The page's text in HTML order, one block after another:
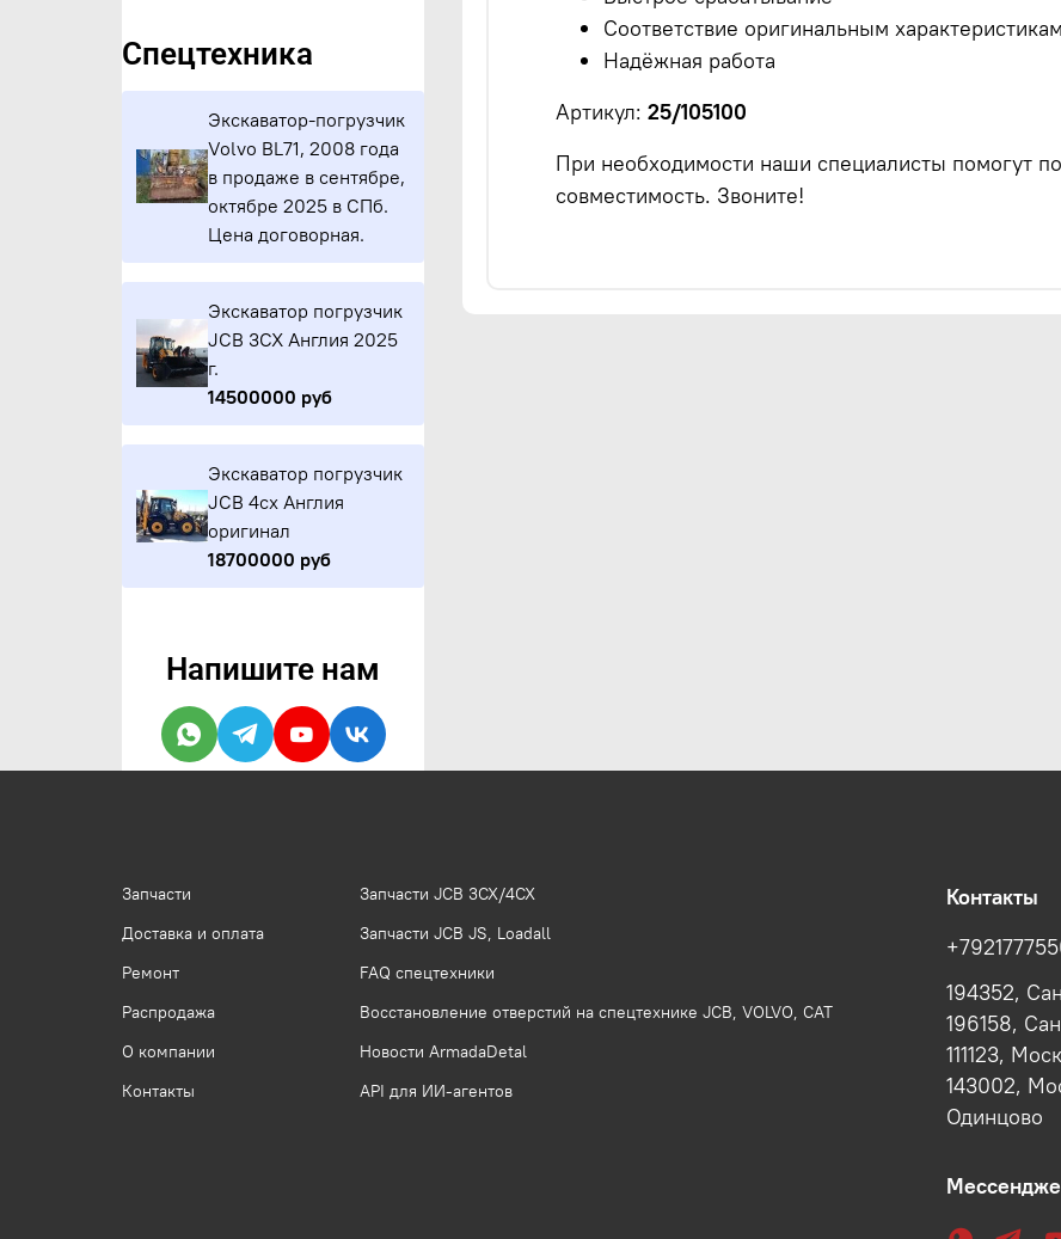
Соответствие оригинальным характеристикам
Надёжная работа
Артикул:25/105100
При необходимости наши специалисты помогут
совместимость. Звоните!
Спецтехника
Экскаватор-погрузчик
Volvo BL71, 2008 года
в продаже в сентябре,
октябре 2025 в СПб.
Цена договорная.
Экскаватор погрузчик
JCB 3CX Англия 2025
г.
14500000 руб
Экскаватор погрузчик
JCB 4cx Англия
оригинал
18700000 руб
Напишите нам
Запчасти
Доставка и оплата
Ремонт
Распродажа
О компании
Контакты
Запчасти JCB 3CX/4CX
Запчасти JCB JS, Loadall
FAQ спецтехники
Восстановление отверстий на спецтехнике JCB, VOLVO, CAT
Новости ArmadaDetal
API для ИИ-агентов
Контакты
194352,
196158,
111123,
143002,
Одинцово